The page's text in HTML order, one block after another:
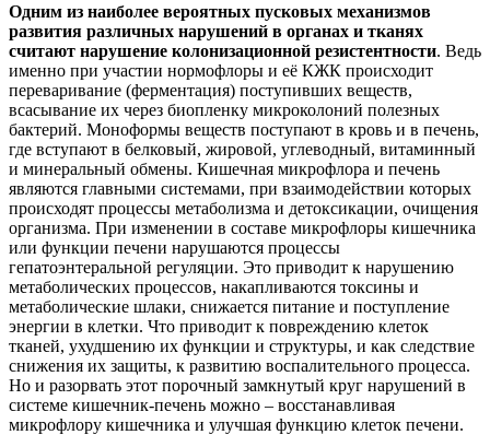
Одним из наиболее вероятных пусковых механизмов
развития различных нарушений в органах и тканях
считают нарушение колонизационной резистентности. Ведь
именно при участии нормофлоры и её КЖК происходит
переваривание (ферментация) поступивших веществ,
всасывание их через биопленку микроколоний полезных
бактерий. Моноформы веществ поступают в кровь и в печень,
где вступают в белковый, жировой, углеводный, витаминный
и минеральный обмены. Кишечная микрофлора и печень
являются главными системами, при взаимодействии которых
происходят процессы метаболизма и детоксикации, очищения
организма. При изменении в составе микрофлоры кишечника
или функции печени нарушаются процессы
гепатоэнтеральной регуляции. Это приводит к нарушению
метаболических процессов, накапливаются токсины и
метаболические шлаки, снижается питание и поступление
энергии в клетки. Что приводит к повреждению клеток
тканей, ухудшению их функции и структуры, и как следствие
снижения их защиты, к развитию воспалительного процесса.
Но и разорвать этот порочный замкнутый круг нарушений в
системе кишечник-печень можно – восстанавливая
микрофлору кишечника и улучшая функцию клеток печени.